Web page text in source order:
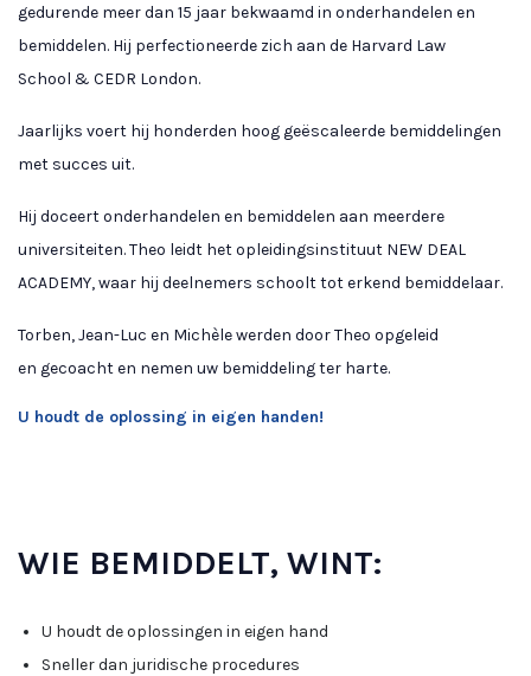
gedurende meer dan 15 jaar bekwaamd in onderhandelen en
bemiddelen. Hij perfectioneerde zich aan de Harvard Law
School & CEDR London.
Jaarlijks voert hij honderden hoog geëscaleerde bemiddelingen
met succes uit.
Hij doceert onderhandelen en bemiddelen aan meerdere
universiteiten. Theo leidt het opleidingsinstituut NEW DEAL
ACADEMY, waar hij deelnemers schoolt tot erkend bemiddelaar.
Torben, Jean-Luc en Michèle werden door Theo opgeleid
en gecoacht en nemen uw bemiddeling ter harte.
U houdt de oplossing in eigen handen!
WIE BEMIDDELT, WINT:
U houdt de oplossingen in eigen hand
Sneller dan juridische procedures